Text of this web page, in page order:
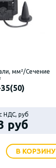
мм²/Сечение
НДС, руб
руб
В КОРЗИНУ